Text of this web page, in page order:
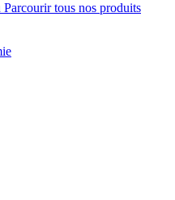
Parcourir tous nos produits